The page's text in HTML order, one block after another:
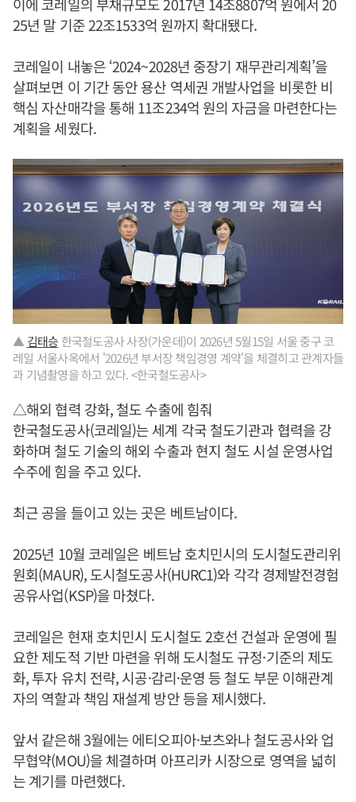
25년 말 기준 22조1533억 원까지 확대됐다.
코레일이 내놓은 ‘2024~2028년 중장기 재무관리계획’을
살펴보면 이 기간 동안 용산 역세권 개발사업을 비롯한 비
핵심 자산매각을 통해 11조234억 원의 자금을 마련한다는
계획을 세웠다.
▲ 김태승 한국철도공사 사장(가운데)이 2026년 5월15일 서울 중구 코
레일 서울사옥에서 '2026년 부서장 책임경영 계약'을 체결히고 관계자들
과 기념촬영을 하고 있다. <한국철도공사>
△해외 협력 강화, 철도 수출에 힘줘
한국철도공사(코레일)는 세계 각국 철도기관과 협력을 강
화하며 철도 기술의 해외 수출과 현지 철도 시설 운영사업
수주에 힘을 주고 있다.
최근 공을 들이고 있는 곳은 베트남이다.
2025년 10월 코레일은 베트남 호치민시의 도시철도관리위
원회(MAUR), 도시철도공사(HURC1)와 각각 경제발전경험
공유사업(KSP)을 마쳤다.
코레일은 현재 호치민시 도시철도 2호선 건설과 운영에 필
요한 제도적 기반 마련을 위해 도시철도 규정·기준의 제도
화, 투자 유치 전략, 시공·감리·운영 등 철도 부문 이해관계
자의 역할과 책임 재설계 방안 등을 제시했다.
앞서 같은해 3월에는 에티오피아·보츠와나 철도공사와 업
무협약(MOU)을 체결하며 아프리카 시장으로 영역을 넓히
는 계기를 마련했다.